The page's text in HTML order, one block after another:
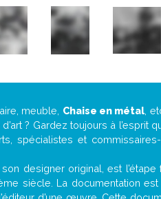
meuble, Chaise en métal ,
? Gardez toujours à l’esprit
spécialistes et commissaires-
son designer original, est
siècle. La documentation